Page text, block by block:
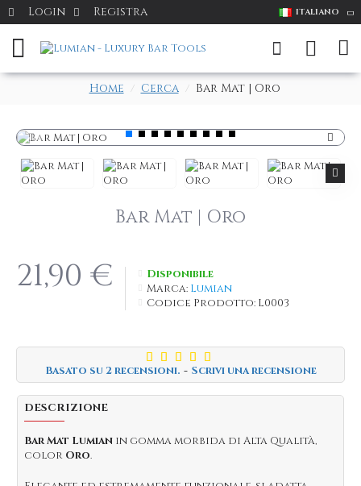
Login Registra ITALIANO
Home Cerca Bar Mat | Oro
Bar Mat | Oro
Basato su 2 recensioni. - Scrivi una recensione
21,90 €
Disponibile
Marca: Lumian
Codice Prodotto: L0003
DESCRIZIONE
Bar Mat Lumianin gomma morbida di Alta Qualità,
color Oro.